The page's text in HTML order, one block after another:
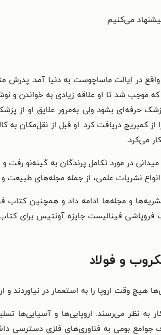
می‌کنیم
بوستون واقع در ایالت ماساچوست به دنیا
شد تا او علاقه زیادی به خواندن و
حرفه‌ای بشود ولی به‌مرور علایق او از
از کمبریج دریافت کرد. او قبل از نقل‌مکان
می‌کرد.
میدانی در مورد تکامل پرندگان به
نشریات علمی، از جمله مجله‌های طبیعت و
نشریه‌ها و مجله‌ها ادامه داد و همچنین
فینالیست جایزه آونتیس برای
و فولاد
هیچ وقت اروپا را به استعمار در نیاوردند
به نظر می‌رسند. اروپایی‌ها و آسیایی‌ها
بومی به فناوری‌های فلزی دسترسی